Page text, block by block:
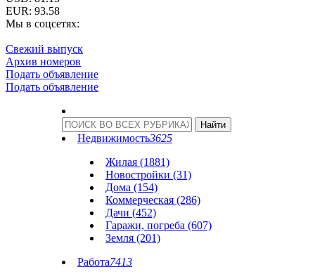
EUR: 93.58
Мы в соцсетях:
Свежий выпуск
Архив номеров
Подать объявление
Подать объявление
Недвижимость3625
Жилая (1881)
Новостройки (31)
Дома (154)
Коммерческая (286)
Дачи (452)
Гаражи, погреба (607)
Земля (201)
Работа7413